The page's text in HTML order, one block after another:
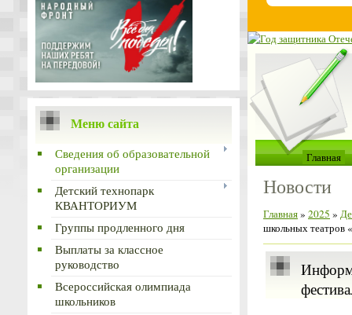
Меню сайта
Сведения об образовательной
организации
Детский технопарк
КВАНТОРИУМ
Группы продленного дня
Выплаты за классное
руководство
Всероссийская олимпиада
школьников
Главная
Новости
Главная» 2025 »
школьных театров